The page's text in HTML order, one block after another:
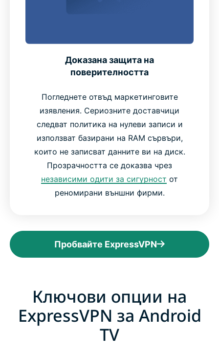
Доказана защита на
поверителността
Погледнете отвъд маркетинговите
изявления. Сериозните доставчици
следват политика на нулеви записи и
използват базирани на RAM сървъри,
които не записват данните ви на диск.
Прозрачността се доказва чрез
независими одити за сигурност от
реномирани външни фирми.
Пробвайте ExpressVPN
Ключови опции на
ExpressVPN за Android
TV